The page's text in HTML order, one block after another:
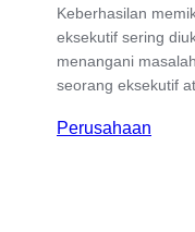
Keberhasilan
eksekutif sering
menangani
seorang eksekutif
Perusahaan